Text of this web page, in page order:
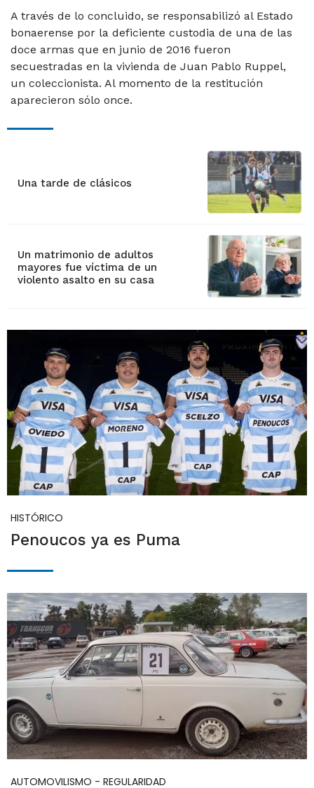
A través de lo concluido, se responsabilizó al Estado
bonaerense por la deficiente custodia de una de las
doce armas que en junio de 2016 fueron
secuestradas en la vivienda de Juan Pablo Ruppel,
un coleccionista. Al momento de la restitución
aparecieron sólo once.
Una tarde de clásicos
Un matrimonio de adultos
mayores fue víctima de un
violento asalto en su casa
HISTÓRICO
Penoucos ya es Puma
AUTOMOVILISMO - REGULARIDAD